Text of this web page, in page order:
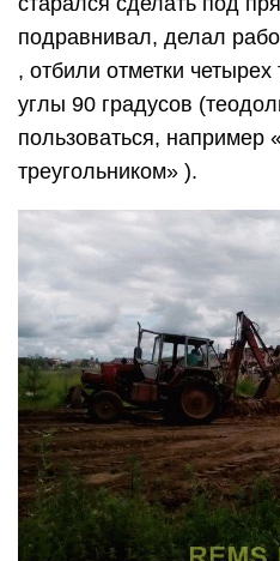
подравнивал, делал
, отбили отметки
углы 90 градусов
пользоваться, например
треугольником» ).